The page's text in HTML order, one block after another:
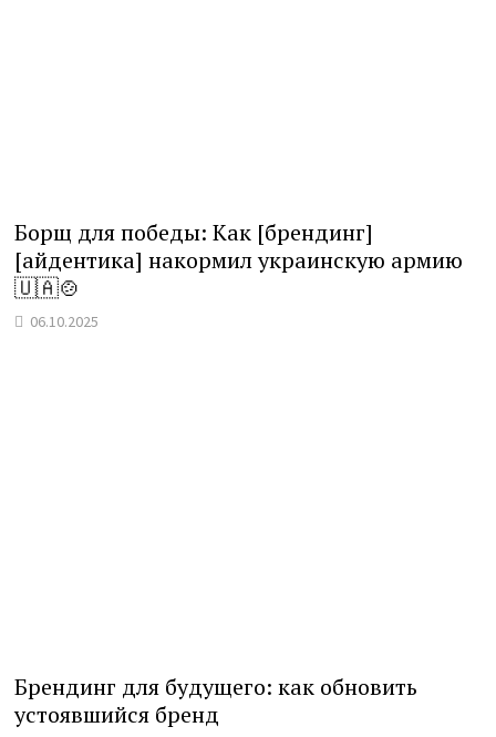
Борщ для победы: Как [брендинг]
[айдентика] накормил украинскую армию
🇺🇦🍲
06.10.2025
Брендинг для будущего: как обновить
устоявшийся бренд